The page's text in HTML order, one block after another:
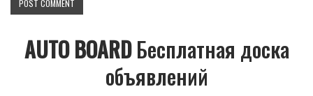
AUTO BOARDБесплатная доска
объявлений